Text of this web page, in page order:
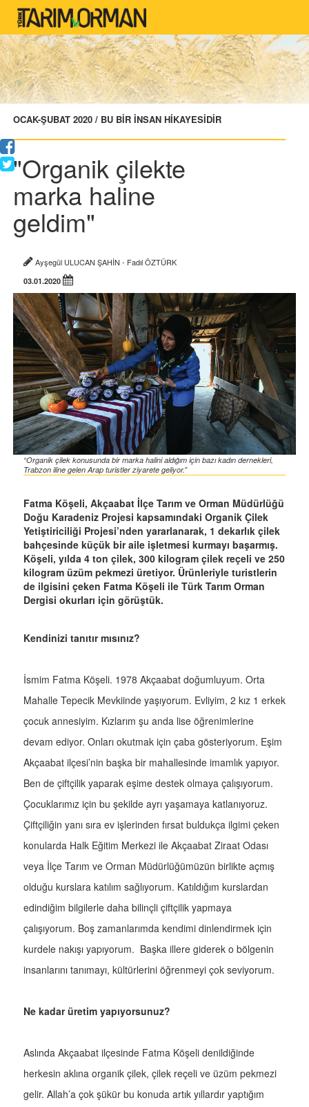
OCAK-ŞUBAT 2020 / BU BİR İNSAN HİKAYESİDİR
"Organik çilekte
marka haline
geldim"
Ayşegül ULUCAN ŞAHİN - Fadıl ÖZTÜRK
03.01.2020
“Organik çilek konusunda bir marka halini aldığım için bazı kadın dernekleri,
Trabzon iline gelen Arap turistler ziyarete geliyor.”
Fatma Köşeli, Akçaabat İlçe Tarım ve Orman Müdürlüğü
Doğu Karadeniz Projesi kapsamındaki Organik Çilek
Yetiştiriciliği Projesi’nden yararlanarak, 1 dekarlık çilek
bahçesinde küçük bir aile işletmesi kurmayı başarmış.
Köşeli, yılda 4 ton çilek, 300 kilogram çilek reçeli ve 250
kilogram üzüm pekmezi üretiyor. Ürünleriyle turistlerin
de ilgisini çeken Fatma Köşeli ile Türk Tarım Orman
Dergisi okurları için görüştük.
Kendinizi tanıtır mısınız?
İsmim Fatma Köşeli. 1978 Akçaabat doğumluyum. Orta
Mahalle Tepecik Mevkiinde yaşıyorum. Evliyim, 2 kız 1 erkek
çocuk annesiyim. Kızlarım şu anda lise öğrenimlerine
devam ediyor. Onları okutmak için çaba gösteriyorum. Eşim
Akçaabat ilçesi’nin başka bir mahallesinde imamlık yapıyor.
Ben de çiftçilik yaparak eşime destek olmaya çalışıyorum.
Çocuklarımız için bu şekilde ayrı yaşamaya katlanıyoruz.
Çiftçiliğin yanı sıra ev işlerinden fırsat buldukça ilgimi çeken
konularda Halk Eğitim Merkezi ile Akçaabat Ziraat Odası
veya İlçe Tarım ve Orman Müdürlüğümüzün birlikte açmış
olduğu kurslara katılım sağlıyorum. Katıldığım kurslardan
edindiğim bilgilerle daha bilinçli çiftçilik yapmaya
çalışıyorum. Boş zamanlarımda kendimi dinlendirmek için
kurdele nakışı yapıyorum. Başka illere giderek o bölgenin
insanlarını tanımayı, kültürlerini öğrenmeyi çok seviyorum.
Ne kadar üretim yapıyorsunuz?
Aslında Akçaabat ilçesinde Fatma Köşeli denildiğinde
herkesin aklına organik çilek, çilek reçeli ve üzüm pekmezi
gelir. Allah’a çok şükür bu konuda artık yıllardır yaptığım